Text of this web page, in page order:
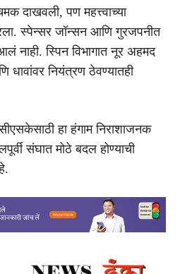
दाखवली, पण महत्त्वाच्या
स्पेन्सर जॉन्सन आणि गुरजपनीत
नाही. स्पिन विभागात नूर अहमद
धावांवर नियंत्रण ठेवण्यातही
हा हंगाम निराशाजनक
संघात मोठे बदल होण्याची